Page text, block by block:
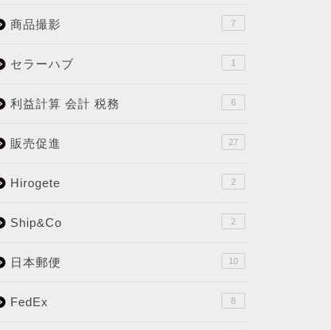
商品撮影 7
セラーハブ 1
利益計算 会計 税務 6
販売促進 27
Hirogete 2
Ship&Co 2
日本郵便 10
FedEx 8